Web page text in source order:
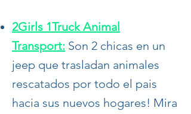
2Girls 1Truck Animal
Transport: Son 2 chicas en un
jeep que trasladan animales
rescatados por todo el pais
hacia sus nuevos hogares! Mira